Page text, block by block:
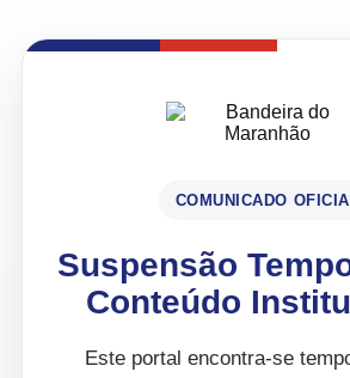
COMUNICADO
Suspensão
Conteúdo
Este portal encontra-se